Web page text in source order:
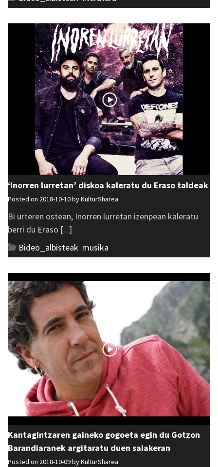
‘Inorren lurretan’ diskoa kaleratu du Eraso taldeak
Posted on 2018-10-10 byKulturSharea
Bi urteren ostean, Inorren lurretan izenpean kaleratu
berri du Eraso [...]
Bideo_albisteak musika
Kantagintzaren gaineko gogoeta egin du Gotzon
Barandiaranek argitaratu duen saiakeran
Posted on 2018-10-09 byKulturSharea